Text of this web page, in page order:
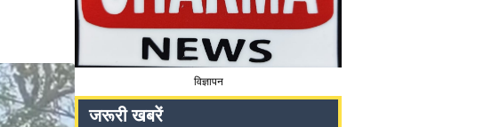
विज्ञापन
जरूरी खबरें